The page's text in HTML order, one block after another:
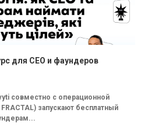
для CEO и фаундеров
совместно с операционной
запускают бесплатный